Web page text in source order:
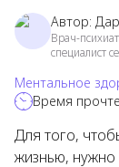
Автор:
Врач-
специалист
Ментальное
Время
Для того,
жизнью, нужно